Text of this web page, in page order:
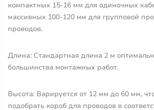
компактных 15-16 мм для одиночных
массивных 100-120 мм для групповой
проводов.
Длина: Стандартная длина 2 м
большинства монтажных работ.
Высота: Варируется от 12 мм до 60 мм,
подобрать короб для проводов в